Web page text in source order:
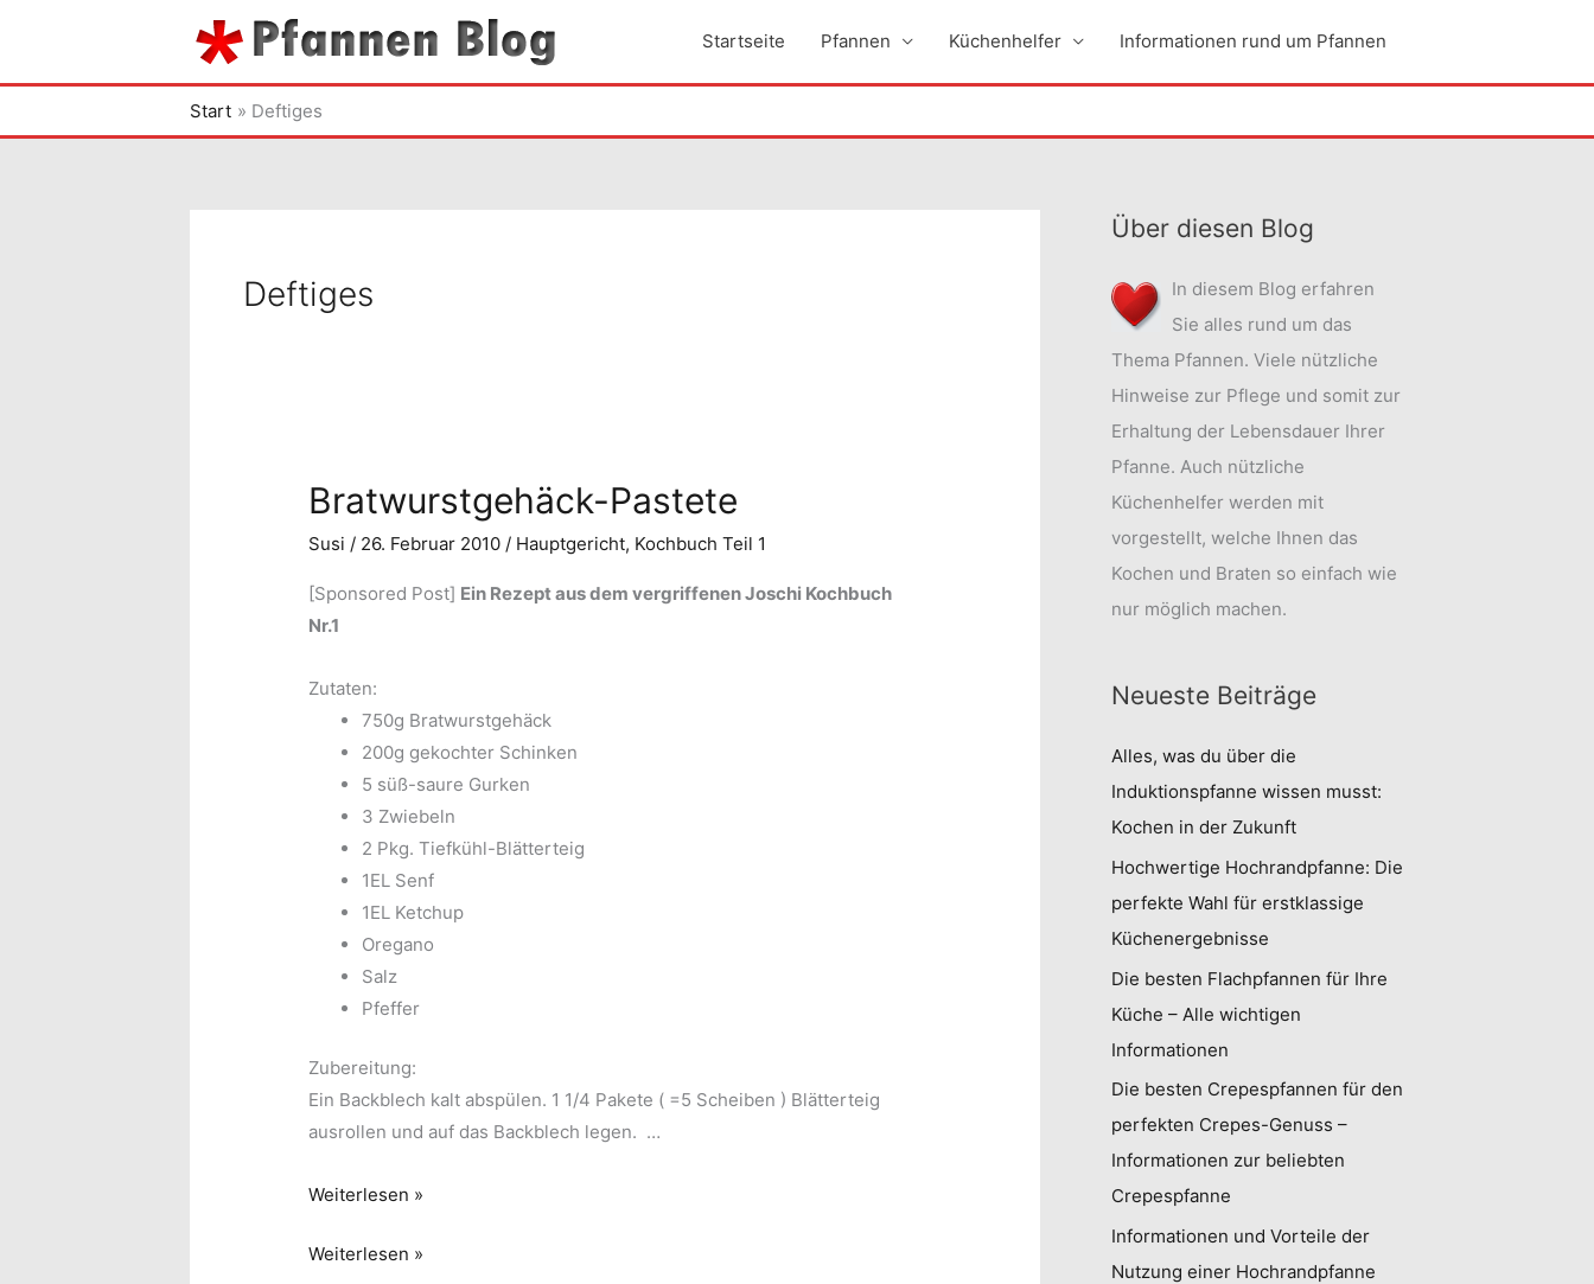
springen
Startseite Pfannen Küchenhelfer Informationen rund um Pfannen
Start Deftiges
Deftiges
Bratwurstgehäck-Pastete
Susi / 26. Februar 2010 / Hauptgericht, Kochbuch Teil 1
[Sponsored Post] Ein Rezept aus dem vergriffenen Joschi Kochbuch
Nr.1
Zutaten:
750g Bratwurstgehäck
200g gekochter Schinken
5 süß-saure Gurken
3 Zwiebeln
2 Pkg. Tiefkühl-Blätterteig
1EL Senf
1EL Ketchup
Oregano
Salz
Pfeffer
Zubereitung:
Ein Backblech kalt abspülen. 1 1/4 Pakete ( =5 Scheiben ) Blätterteig
ausrollen und auf das Backblech legen. …
Bratwurstgehäck-
Weiterlesen »
Bratwurstgehäck-
Weiterlesen »
Über diesen Blog
In diesem Blog erfahren
Sie alles rund um das
Thema Pfannen. Viele nützliche
Hinweise zur Pflege und somit zur
Erhaltung der Lebensdauer Ihrer
Pfanne. Auch nützliche
Küchenhelfer werden mit
vorgestellt, welche Ihnen das
Kochen und Braten so einfach wie
nur möglich machen.
Neueste Beiträge
Alles, was du über die
Induktionspfanne wissen musst:
Kochen in der Zukunft
Hochwertige Hochrandpfanne: Die
perfekte Wahl für erstklassige
Küchenergebnisse
Die besten Flachpfannen für Ihre
Küche – Alle wichtigen
Informationen
Die besten Crepespfannen für den
perfekten Crepes-Genuss –
Informationen zur beliebten
Crepespfanne
Informationen und Vorteile der
Nutzung einer Hochrandpfanne